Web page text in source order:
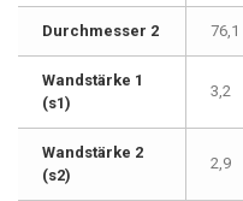
Durchmesser 2 76,1
Wandstärke 1
(s1)
3,2
Wandstärke 2
(s2)
2,9